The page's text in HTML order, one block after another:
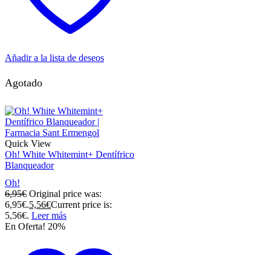
Añadir a la lista de deseos
Agotado
Quick View
Oh! White Whitemint+ Dentífrico
Blanqueador
Oh!
6,95€ Original price was:
6,95€.5,56€Current price is:
5,56€. Leer más
En Oferta! 20%